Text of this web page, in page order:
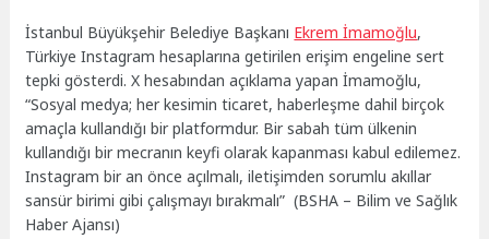
İstanbul Büyükşehir Belediye Başkanı Ekrem İmamoğlu,
Türkiye Instagram hesaplarına getirilen erişim engeline sert
tepki gösterdi. X hesabından açıklama yapan İmamoğlu,
“Sosyal medya; her kesimin ticaret, haberleşme dahil birçok
amaçla kullandığı bir platformdur. Bir sabah tüm ülkenin
kullandığı bir mecranın keyfi olarak kapanması kabul edilemez.
Instagram bir an önce açılmalı, iletişimden sorumlu akıllar
sansür birimi gibi çalışmayı bırakmalı” (BSHA – Bilim ve Sağlık
Haber Ajansı)